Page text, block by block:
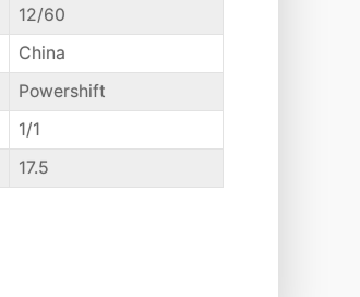
12/60
China
Powershift
1/1
17.5